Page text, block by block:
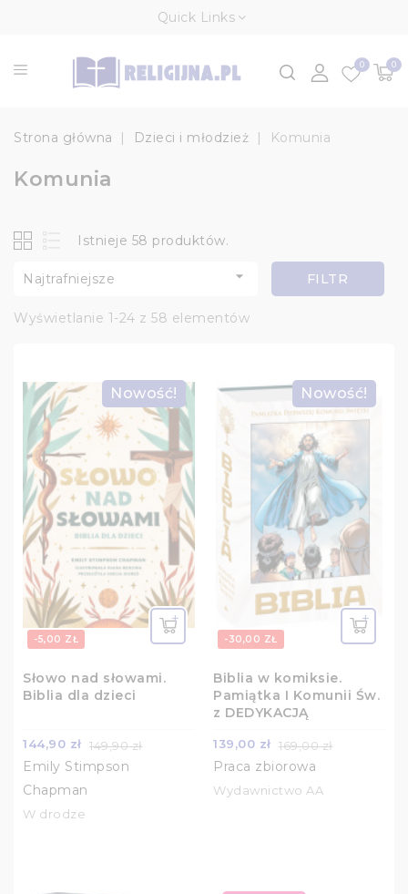
Quick Links
0
0
Strona główna Dzieci i młodzież Komunia
Komunia
Istnieje 58 produktów.
Najtrafniejsze  FILTR
Wyświetlanie 1-24 z 58 elementów
-5,00 ZŁ
Nowość!
Słowo nad słowami.
Biblia dla dzieci
144,90 zł 149,90 zł
Emily Stimpson
Chapman
W drodze
-30,00 ZŁ
Nowość!
Biblia w komiksie.
Pamiątka I Komunii Św.
z DEDYKACJĄ
139,00 zł 169,00 zł
Praca zbiorowa
Wydawnictwo AA